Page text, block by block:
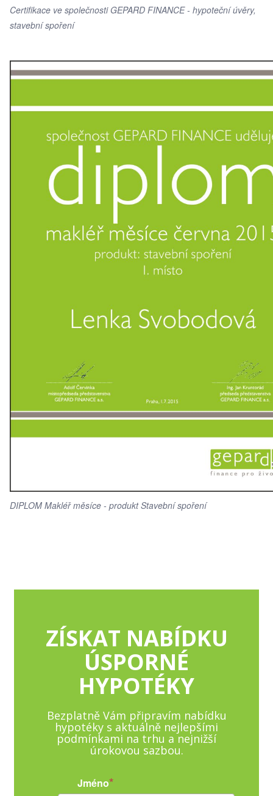
Certifikace ve společnosti GEPARD FINANCE - hypoteční úvěry,
stavební spoření
DIPLOM Makléř měsíce - produkt Stavební spoření
ZÍSKAT NABÍDKU
ÚSPORNÉ
HYPOTÉKY
Bezplatně Vám připravím nabídku
hypotéky s aktuálně nejlepšími
podmínkami na trhu a nejnižší
úrokovou sazbou.
Jméno